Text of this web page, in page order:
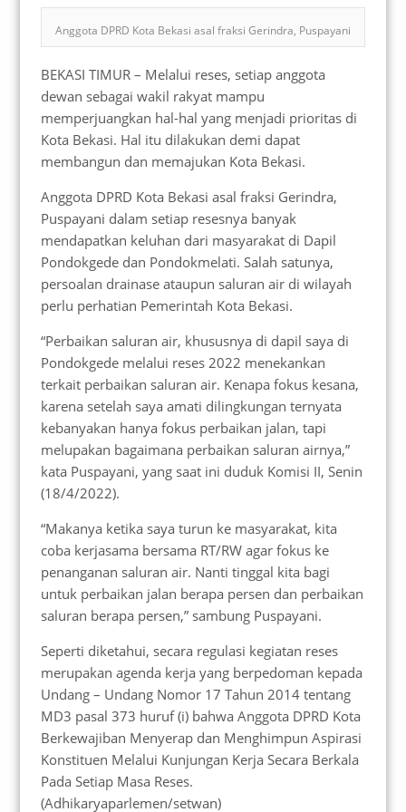
Anggota DPRD Kota Bekasi asal fraksi Gerindra, Puspayani
BEKASI TIMUR – Melalui reses, setiap anggota
dewan sebagai wakil rakyat mampu
memperjuangkan hal-hal yang menjadi prioritas di
Kota Bekasi. Hal itu dilakukan demi dapat
membangun dan memajukan Kota Bekasi.
Anggota DPRD Kota Bekasi asal fraksi Gerindra,
Puspayani dalam setiap resesnya banyak
mendapatkan keluhan dari masyarakat di Dapil
Pondokgede dan Pondokmelati. Salah satunya,
persoalan drainase ataupun saluran air di wilayah
perlu perhatian Pemerintah Kota Bekasi.
“Perbaikan saluran air, khususnya di dapil saya di
Pondokgede melalui reses 2022 menekankan
terkait perbaikan saluran air. Kenapa fokus kesana,
karena setelah saya amati dilingkungan ternyata
kebanyakan hanya fokus perbaikan jalan, tapi
melupakan bagaimana perbaikan saluran airnya,”
kata Puspayani, yang saat ini duduk Komisi II, Senin
(18/4/2022).
“Makanya ketika saya turun ke masyarakat, kita
coba kerjasama bersama RT/RW agar fokus ke
penanganan saluran air. Nanti tinggal kita bagi
untuk perbaikan jalan berapa persen dan perbaikan
saluran berapa persen,” sambung Puspayani.
Seperti diketahui, secara regulasi kegiatan reses
merupakan agenda kerja yang berpedoman kepada
Undang – Undang Nomor 17 Tahun 2014 tentang
MD3 pasal 373 huruf (i) bahwa Anggota DPRD Kota
Berkewajiban Menyerap dan Menghimpun Aspirasi
Konstituen Melalui Kunjungan Kerja Secara Berkala
Pada Setiap Masa Reses.
(Adhikaryaparlemen/setwan)